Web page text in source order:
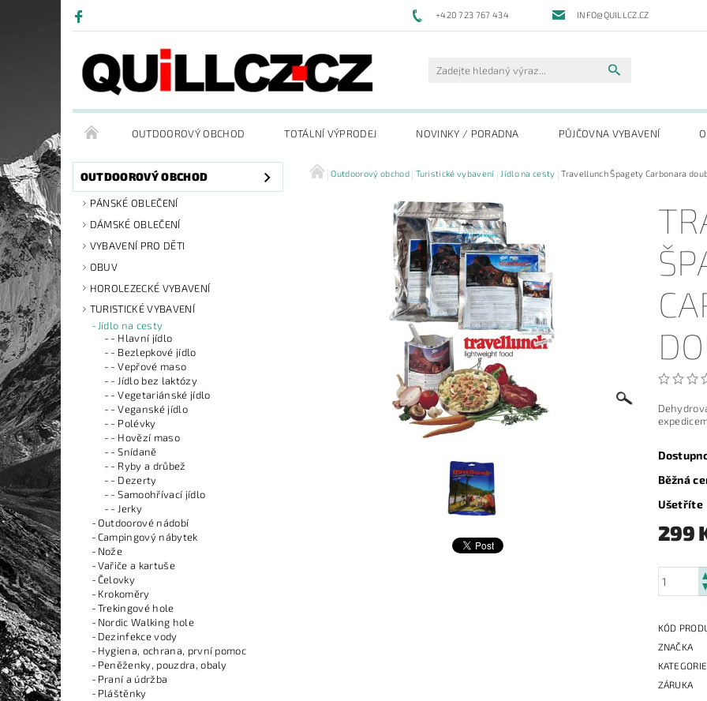
+420 723 767 434 INFO@QUILLCZ.CZ
OUTDOOROVÝ OBCHOD TOTÁLNÍ VÝPRODEJ NOVINKY / PORADNA PŮJČOVNA VYBAVENÍ
OUTDOOROVÝ OBCHOD
PÁNSKÉ OBLEČENÍ
DÁMSKÉ OBLEČENÍ
VYBAVENÍ PRO DĚTI
OBUV
HOROLEZECKÉ VYBAVENÍ
TURISTICKÉ VYBAVENÍ
Jídlo na cesty
- Hlavní jídlo
- Bezlepkové jídlo
- Vepřové maso
- Jídlo bez laktózy
- Vegetariánské jídlo
- Veganské jídlo
- Polévky
- Hovězí maso
- Snídaně
- Ryby a drůbež
- Dezerty
- Samoohřívací jídlo
- Jerky
Outdoorové nádobí
Campingový nábytek
Nože
Vařiče a kartuše
Čelovky
Krokoměry
Trekingové hole
Nordic Walking hole
Dezinfekce vody
Hygiena, ochrana, první pomoc
Peněženky, pouzdra, obaly
Praní a údržba
Pláštěnky
Outdoorový obchod Turistické vybavení Jídlo na cesty Travellunch Špagety Carbonara
Běžná
Ušetříte
299
KÓD
ZNAČKA
KATEGORIE
ZÁRUKA